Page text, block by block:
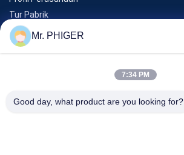
Tur Pabrik
Kontrol Kualitas
Sitemap
Mr. PHIGER
7:34 PM
Good day, what product are you looking for?